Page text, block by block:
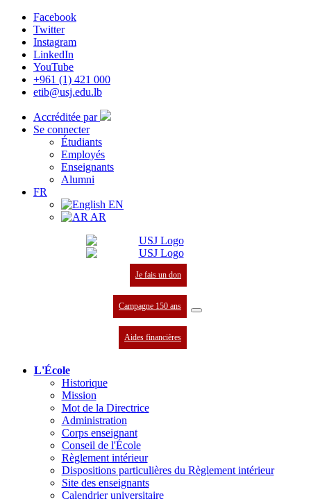
Facebook
Twitter
Instagram
LinkedIn
YouTube
+961 (1) 421 000
etib@usj.edu.lb
Accréditée par
Se connecter
Étudiants
Employés
Enseignants
Alumni
FR
EN
AR
Je fais un don
Campagne 150 ans
Aides financières
L'École
Historique
Mission
Mot de la Directrice
Administration
Corps enseignant
Conseil de l'École
Règlement intérieur
Dispositions particulières du Règlement intérieur
Site des enseignants
Calendrier universitaire